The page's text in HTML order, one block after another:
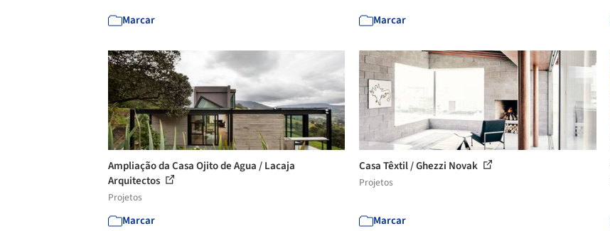
Marcar Marcar
Ampliação da Casa Ojito de Agua / Lacaja
Arquitectos
Projetos
Marcar
Casa Têxtil / Ghezzi Novak
Projetos
Marcar